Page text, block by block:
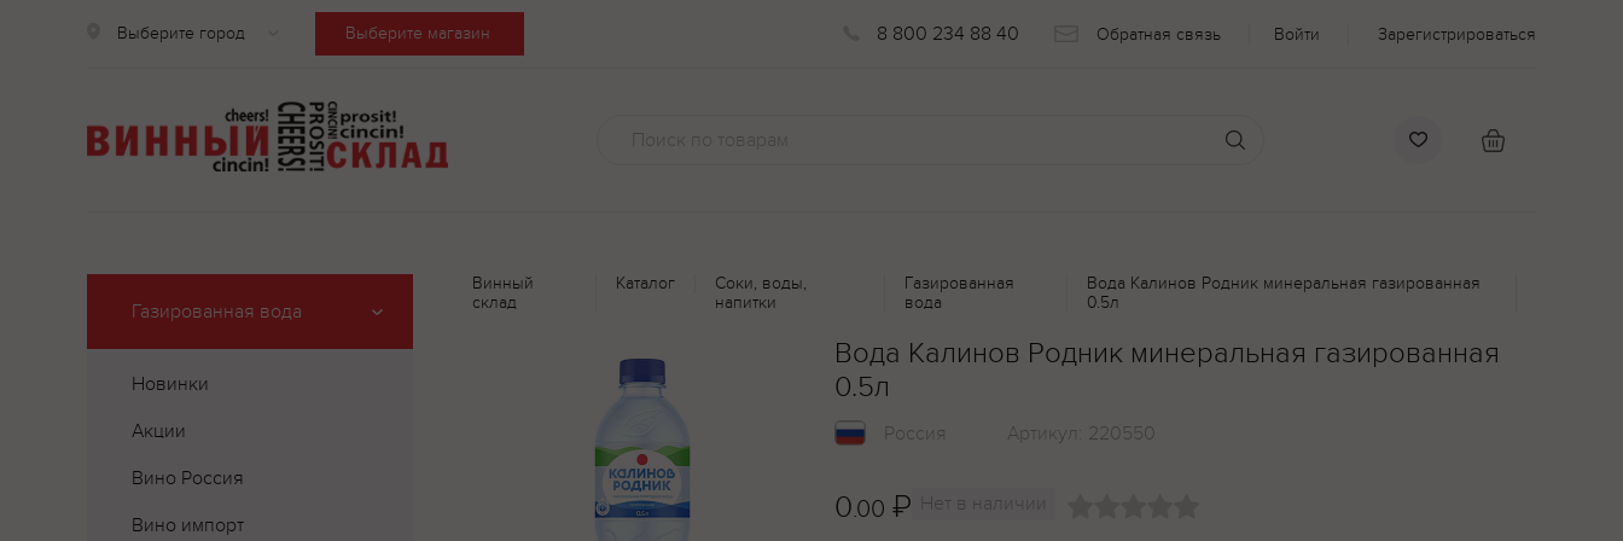
Выберите город Выберите магазин 8 800 234 88 40 Обратная связь Войти Зарегистрироваться
Газированная вода
Новинки
Акции
Вино Россия
Вино импорт
Винный
склад
Каталог
Соки, воды,
напитки
Газированная
вода
Вода Калинов Родник минеральная газированная
0.5л
Вода Калинов Родник минеральная газированная
0.5л
Россия Артикул: 220550
0.00 ₽ Нет в наличии